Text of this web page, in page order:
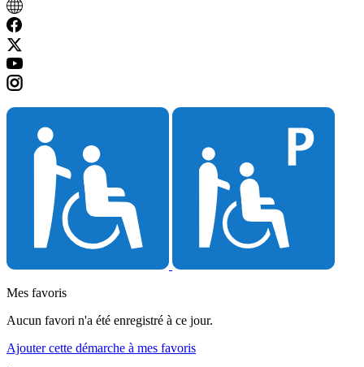
Mes favoris
Aucun favori n'a été enregistré à ce jour.
Ajouter cette démarche à mes favoris